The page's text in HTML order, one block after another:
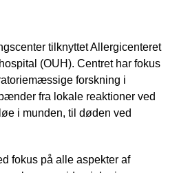
tilknyttet Allergicenteret
(OUH). Centret har fokus
forskning i
fra lokale reaktioner ved
i munden, til døden ved
fokus på alle aspekter af